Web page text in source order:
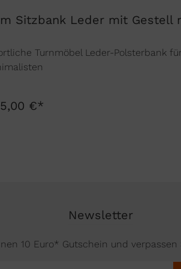
Sitzbank Leder mit Gestell
Turnmöbel Leder-Polsterbank
€*
Newsletter
10 Euro* Gutschein und verpassen